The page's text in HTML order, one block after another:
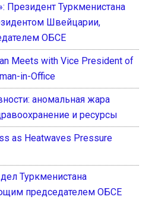
Президент Туркменистана
Швейцарии,
ОБСЕ
Meets with Vice President of
in-Office
аномальная жара
и ресурсы
as Heatwaves Pressure
Туркменистана
председателем ОБСЕ